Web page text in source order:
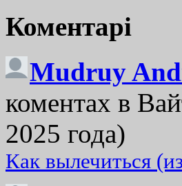
Коментарі
Mudruy
коментах в
2025 года)
Как вылечиться